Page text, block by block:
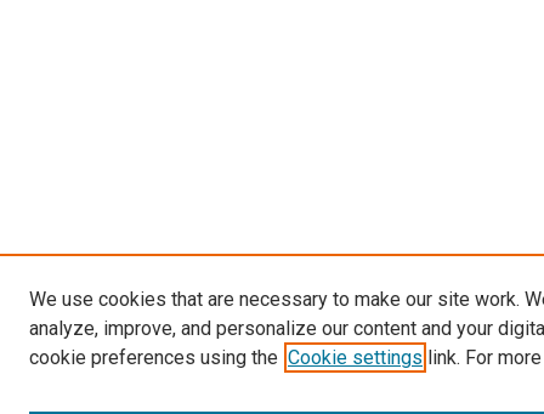
We use cookies that are necessary to make our site work.
analyze, improve, and personalize our content and your
cookie preferences using the Cookie settings link. For